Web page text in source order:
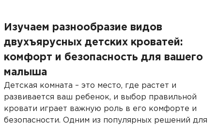
Изучаем разнообразие видов
двухъярусных детских кроватей:
комфорт и безопасность для вашего
малыша
Детская комната – это место, где растет и
развивается ваш ребенок, и выбор правильной
кровати играет важную роль в его комфорте и
безопасности. Одним из популярных решений для